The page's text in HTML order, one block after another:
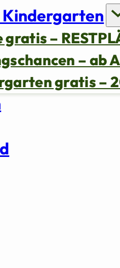
Kindergarten
gratis –
– ab
gratis –